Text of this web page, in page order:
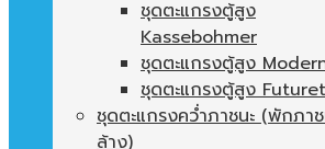
ชุดตะแกรงตู้สูง
Kassebohmer
ชุดตะแกรงตู้สูง
ชุดตะแกรงตู้สูง
ชุดตะแกรงคว่ำภาชนะ (พักภา
ล้าง)